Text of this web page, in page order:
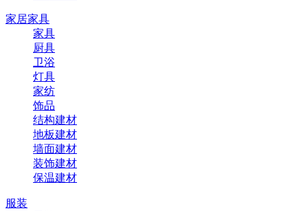
家居家具
家具
厨具
卫浴
灯具
家纺
饰品
结构建材
地板建材
墙面建材
装饰建材
保温建材
服装